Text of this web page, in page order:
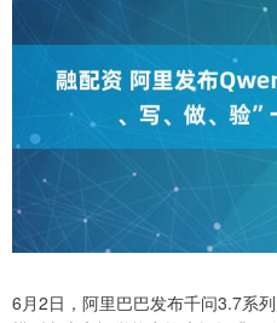
6月2日，阿里巴巴发布千问3.7系